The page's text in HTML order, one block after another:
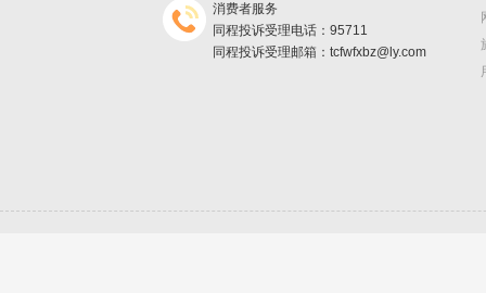
消费者服务
同程投诉受理电话：95711
同程投诉受理邮箱：tcfwfxbz@ly.com